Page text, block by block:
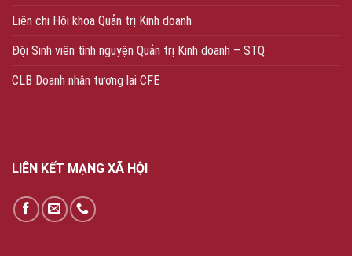
Liên chi Hội khoa Quản trị Kinh doanh
Đội Sinh viên tình nguyện Quản trị Kinh doanh – STQ
CLB Doanh nhân tương lai CFE
LIÊN KẾT MẠNG XÃ HỘI